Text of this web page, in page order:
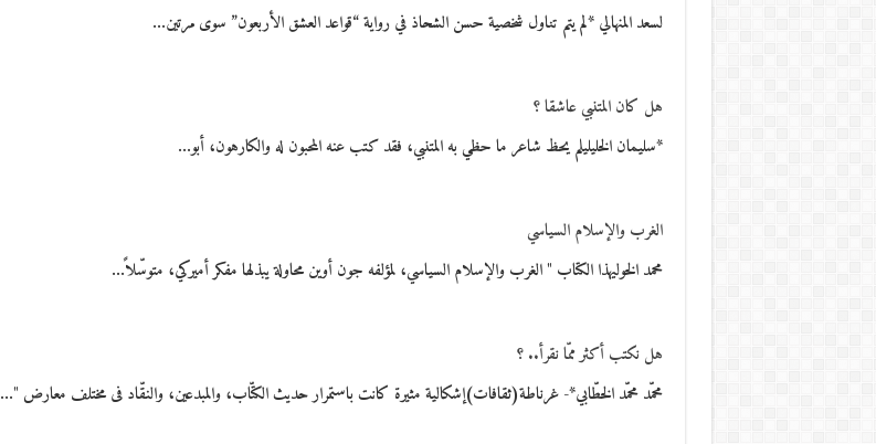
لسعد المنهالي *لم يتم تناول شخصية حسن الشحاذ في رواية “قواعد العشق الأربعون” سوى مرتين…
هل كان المتنبي عاشقا ؟
*سليمان الخليليلم يحظ شاعر ما حظي به المتنبي، فقد كتب عنه المحبون له والكارهون، أبو…
الغرب والإسلام السياسي
محمد الخوليهذا الكتاب " الغرب والإسلام السياسي، لمؤلفه جون أوين محاولة يبذلها مفكر أميركي، متوسّلاً…
هل نكتب أكثر ممّا نقرأ.. ؟
محمّد محمّد الخطّابي*- غرناطة(ثقافات)إشكالية مثيرة كانت باستمرار حديث الكتّاب، والمبدعين، والنقّاد فى مختلف معارض "…